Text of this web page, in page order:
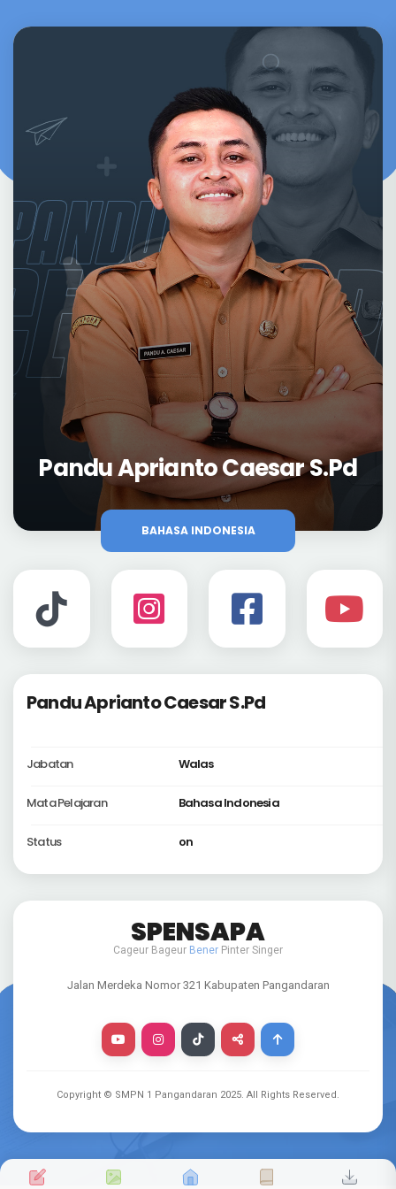
Pandu Aprianto Caesar S.Pd
BAHASA INDONESIA
Pandu Aprianto Caesar S.Pd
Jabatan Walas
Mata Pelajaran Bahasa Indonesia
Status on
SPENSAPA
Cageur Bageur Bener Pinter Singer
Jalan Merdeka Nomor 321 Kabupaten Pangandaran
Copyright © SMPN 1 Pangandaran 2025. All Rights Reserved.